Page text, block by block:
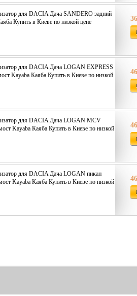
для DACIA Дача SANDERO задний
Купить в Киеве по низкой цене
для DACIA Дача LOGAN EXPRESS
Kayaba Каяба Купить в Киеве по низкой
для DACIA Дача LOGAN MCV
Kayaba Каяба Купить в Киеве по низкой
для DACIA Дача LOGAN пикап
Kayaba Каяба Купить в Киеве по низкой